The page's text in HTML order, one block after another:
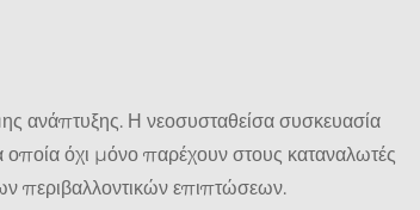
ανάπτυξης. Η νεοσυσταθείσα συσκευασία
όχι μόνο παρέχουν στους καταναλωτές
περιβαλλοντικών επιπτώσεων.